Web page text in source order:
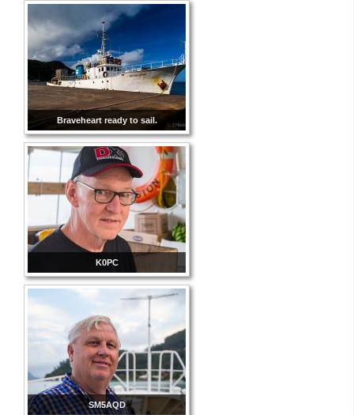
Braveheart ready to sail.
K0PC
SM5AQD